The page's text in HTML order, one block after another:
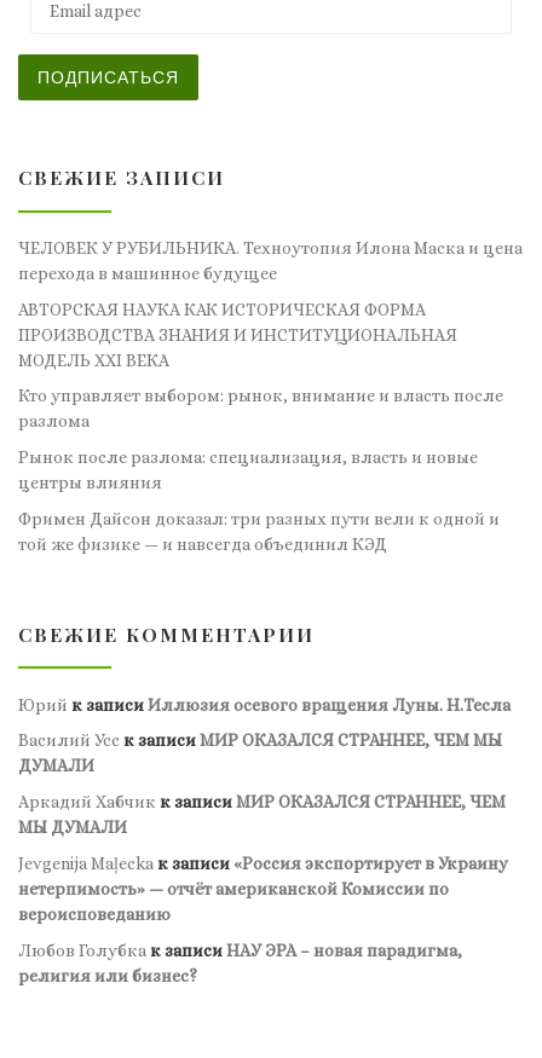
ПОДПИСАТЬСЯ
СВЕЖИЕ ЗАПИСИ
ЧЕЛОВЕК У РУБИЛЬНИКА. Техноутопия Илона Маска и цена
перехода в машинное будущее
АВТОРСКАЯ НАУКА КАК ИСТОРИЧЕСКАЯ ФОРМА
ПРОИЗВОДСТВА ЗНАНИЯ И ИНСТИТУЦИОНАЛЬНАЯ
МОДЕЛЬ XXI ВЕКА
Кто управляет выбором: рынок, внимание и власть после
разлома
Рынок после разлома: специализация, власть и новые
центры влияния
Фримен Дайсон доказал: три разных пути вели к одной и
той же физике — и навсегда объединил КЭД
СВЕЖИЕ КОММЕНТАРИИ
Юрий к записиИллюзия осевого вращения Луны. Н.Тесла
Василий Усс к записиМИР ОКАЗАЛСЯ СТРАННЕЕ, ЧЕМ МЫ
ДУМАЛИ
Аркадий Хабчик к записиМИР ОКАЗАЛСЯ СТРАННЕЕ, ЧЕМ
МЫ ДУМАЛИ
Jevgenija Maļecka к записи«Россия экспортирует в Украину
нетерпимость» — отчёт американской Комиссии по
вероисповеданию
Любов Голубка к записиНАУ ЭРА – новая парадигма,
религия или бизнес?